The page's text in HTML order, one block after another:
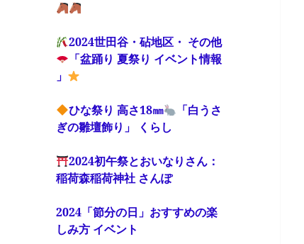
2024世田谷・砧地区・ その他
「盆踊り 夏祭り イベント情報
」
ひな祭り 高さ18㎜
「白うさ
ぎの雛壇飾り」 くらし
2024初午祭とおいなりさん：
稲荷森稲荷神社 さんぽ
2024「節分の日」おすすめの楽
しみ方 イベント